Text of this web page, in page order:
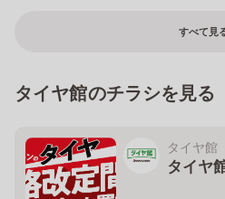
すべて見
タイヤ館のチラシを見る
タイヤ館
タイヤ